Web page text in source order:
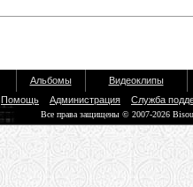
Альбомы
Видеоклипы
Помощь Администрация Служба
Все права защищены © 2007-2026